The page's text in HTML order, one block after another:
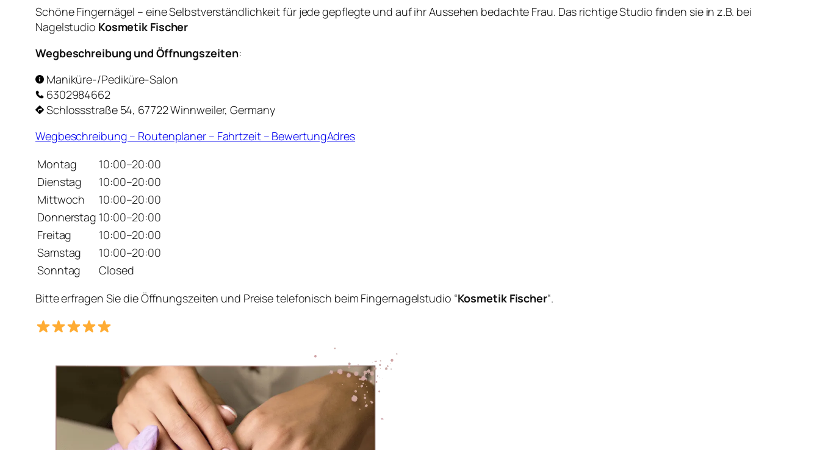
Schöne Fingernägel – eine Selbstverständlichkeit für jede gepflegte und auf ihr Aussehen bedachte Frau. Das richtige Studio finden sie in z.B. bei
Nagelstudio Kosmetik Fischer
Wegbeschreibung und Öffnungszeiten:
Maniküre-/Pediküre-Salon
6302984662
Schlossstraße 54, 67722 Winnweiler, Germany
Wegbeschreibung – Routenplaner – Fahrtzeit – BewertungAdres
Montag
10:00–20:00
Dienstag
10:00–20:00
Mittwoch
10:00–20:00
Donnerstag 10:00–20:00
Freitag
10:00–20:00
Samstag
10:00–20:00
Sonntag
Closed
Bitte erfragen Sie die Öffnungszeiten und Preise telefonisch beim Fingernagelstudio “Kosmetik Fischer“.